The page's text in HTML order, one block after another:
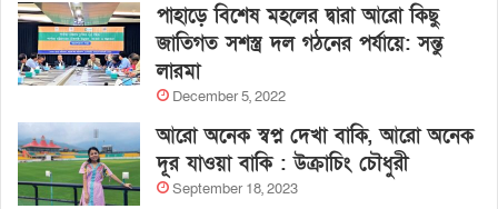
পাহাড়ে বিশেষ মহলের দ্বারা আরো কিছু
জাতিগত সশস্ত্র দল গঠনের পর্যায়ে: সন্তু
লারমা
December 5, 2022
আরো অনেক স্বপ্ন দেখা বাকি, আরো অনেক
দূর যাওয়া বাকি : উক্রাচিং চৌধুরী
September 18, 2023